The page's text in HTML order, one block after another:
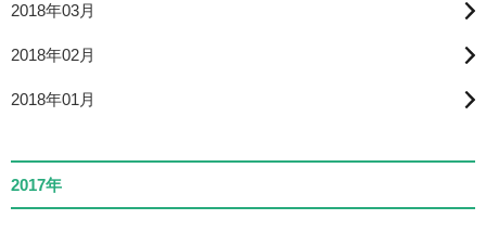
2018年03月
2018年02月
2018年01月
2017年